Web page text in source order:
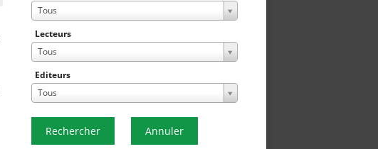
Tous
Lecteurs
Tous
Editeurs
Tous
Rechercher Annuler